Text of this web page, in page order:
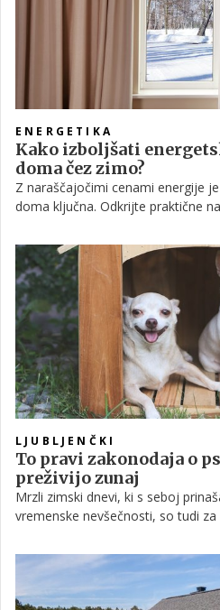
ENERGETIKA
Kako izboljšati
doma čez zimo?
Z naraščajočimi cenami energije
doma ključna. Odkrijte praktične
pametne rešitve, ki zmanjšujejo
LJUBLJENČKI
To pravi zakonodaja o
preživijo zunaj
Mrzli zimski dnevi, ki s seboj
vremenske nevšečnosti, so tudi
nujno, da mu zagotovite zatočišče